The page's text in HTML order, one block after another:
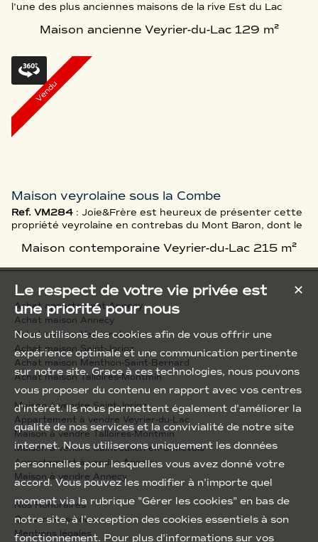
l’une des plus anciennes maisons de la rive Est du Lac
patrimoine, la maison fut construite en 1920, Sous
Orientée plein Ouest, face au lac, “dos” à la grotte des
Sarrasins et à la zone naturelle du Mont Veyrier, la
demeure s‘élève sur ...
Maison ancienne Veyrier-du-Lac 129 m²
Vendu
Maison veyrolaine sous la Combe
Ref. VM284 : Joie&Frère est heureux de présenter cette
propriété veyrolaine en contrebas du Mont Baron, dont le
Bauges. Implanté sur un terrain de 840m2, le bâtiment,
Alors qu’au sous-sol se retrouve communément la
buanderie, un débar...
Maison contemporaine Veyrier-du-Lac 215 m²
Achat appartement Annecy
Achat maison Annecy
Achat maison Veyrier-du-Lac
Achat maison Saint-Jorioz
Achat maison Menthon-Saint-Bernard
Achat maison Talloires-Montmin
Maison à vendre Saint-Jorioz
Appartement à vendre Veyrier-du-Lac
Maison à vendre Talloires-Montmin
Maison à vendre Saint-Julien-en-Genevois
Appartement à vendre Annecy
Maison à vendre Annecy
Nos Honoraires
Qui sommes-nous
Mentions légales
✕
Le respect de votre vie privée est
une priorité pour nous
Nous utilisons des cookies afin de vous offrir une
expérience optimale et une communication pertinente
sur notre site. Grace à ces technologies, nous pouvons
vous proposer du contenu en rapport avec vos centres
d'intérêt. Ils nous permettent également d'améliorer la
qualité de nos services et la convivialité de notre site
internet. Nous utiliserons uniquement les données
personnelles pour lesquelles vous avez donné votre
accord. Vous pouvez les modifier à n'importe quel
moment via la rubrique "Gérer les cookies" en bas de
notre site, à l'exception des cookies essentiels à son
fonctionnement. Pour plus d'informations sur vos